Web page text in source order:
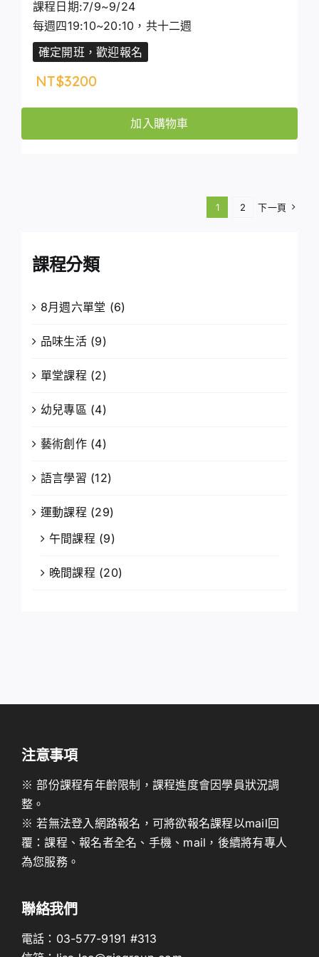
課程日期:7/9~9/24
每週四19:10~20:10，共十二週
確定開班，歡迎報名
NT$3200
加入購物車
1 2 下一頁
課程分類
8月週六單堂 (6)
品味生活 (9)
單堂課程 (2)
幼兒專區 (4)
藝術創作 (4)
語言學習 (12)
運動課程 (29)
午間課程 (9)
晚間課程 (20)
注意事項
※ 部份課程有年齡限制，課程進度會因學員狀況調
整。
※ 若無法登入網路報名，可將欲報名課程以mail回
覆：課程、報名者全名、手機、mail，後續將有專人
為您服務。
聯絡我們
電話： 03-577-9191 #313